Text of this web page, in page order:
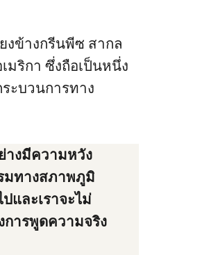
งข้างกรีนพีซ สากล
มริกา ซึ่งถือเป็นหนึ่ง
ะบวนการทาง
างมีความหวัง
มทางสภาพภูมิ
และเราจะไม่
การพูดความจริง